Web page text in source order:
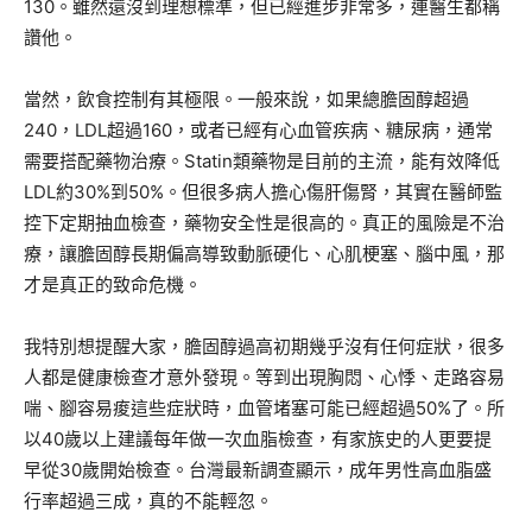
130。雖然還沒到理想標準，但已經進步非常多，連醫生都稱
讚他。
當然，飲食控制有其極限。一般來說，如果總膽固醇超過
240，LDL超過160，或者已經有心血管疾病、糖尿病，通常
需要搭配藥物治療。Statin類藥物是目前的主流，能有效降低
LDL約30%到50%。但很多病人擔心傷肝傷腎，其實在醫師監
控下定期抽血檢查，藥物安全性是很高的。真正的風險是不治
療，讓膽固醇長期偏高導致動脈硬化、心肌梗塞、腦中風，那
才是真正的致命危機。
我特別想提醒大家，膽固醇過高初期幾乎沒有任何症狀，很多
人都是健康檢查才意外發現。等到出現胸悶、心悸、走路容易
喘、腳容易痠這些症狀時，血管堵塞可能已經超過50%了。所
以40歲以上建議每年做一次血脂檢查，有家族史的人更要提
早從30歲開始檢查。台灣最新調查顯示，成年男性高血脂盛
行率超過三成，真的不能輕忽。